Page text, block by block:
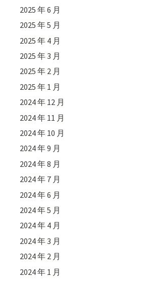
2025 年 6 月
2025 年 5 月
2025 年 4 月
2025 年 3 月
2025 年 2 月
2025 年 1 月
2024 年 12 月
2024 年 11 月
2024 年 10 月
2024 年 9 月
2024 年 8 月
2024 年 7 月
2024 年 6 月
2024 年 5 月
2024 年 4 月
2024 年 3 月
2024 年 2 月
2024 年 1 月